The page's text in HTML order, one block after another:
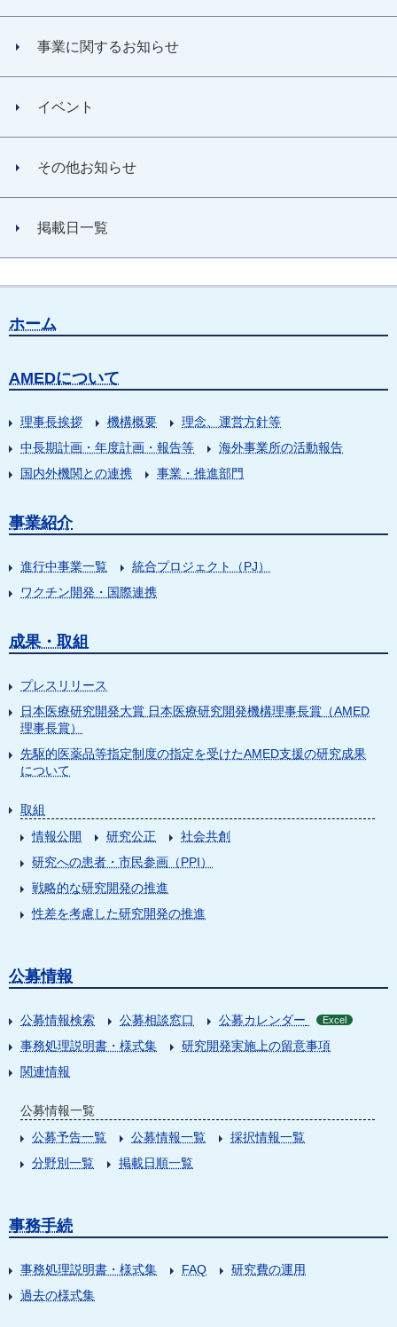
事業に関するお知らせ
イベント
その他お知らせ
掲載日一覧
ホーム
AMEDについて
理事長挨拶 機構概要
理念、運営方針等
中長期計画・年度計画・報告等
海外事業所の活動報告
国内外機関との連携
事業・推進部門
事業紹介
進行中事業一覧
統合プロジェクト（PJ）
ワクチン開発・国際連携
成果・取組
プレスリリース
日本医療研究開発大賞 日本医療研究開発機構理事長賞（AMED
理事長賞）
先駆的医薬品等指定制度の指定を受けたAMED支援の研究成果
について
取組
情報公開
研究公正
社会共創
研究への患者・市民参画（PPI）
戦略的な研究開発の推進
性差を考慮した研究開発の推進
公募情報
公募情報検索 公募相談窓口 公募カレンダー Excel
事務処理説明書・様式集
研究開発実施上の留意事項
関連情報
公募情報一覧
公募予告一覧
公募情報一覧
採択情報一覧
分野別一覧
掲載日順一覧
事務手続
事務処理説明書・様式集 FAQ
研究費の運用
過去の様式集